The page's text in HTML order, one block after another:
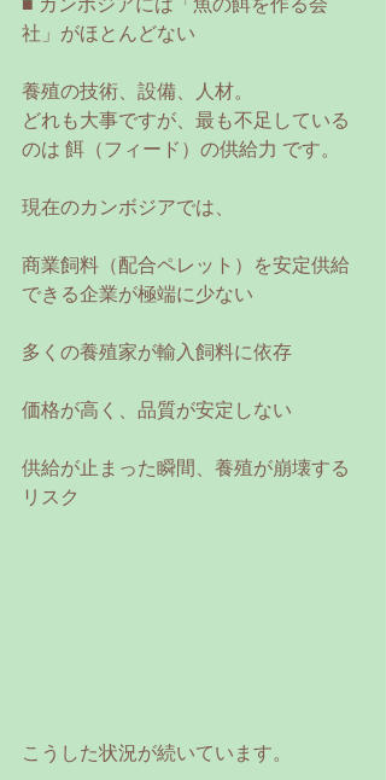
■ カンボジアには「魚の餌を作る会
社」がほとんどない
養殖の技術、設備、人材。
どれも大事ですが、最も不足している
のは 餌（フィード）の供給力 です。
現在のカンボジアでは、
商業飼料（配合ペレット）を安定供給
できる企業が極端に少ない
多くの養殖家が輸入飼料に依存
価格が高く、品質が安定しない
供給が止まった瞬間、養殖が崩壊する
リスク
こうした状況が続いています。